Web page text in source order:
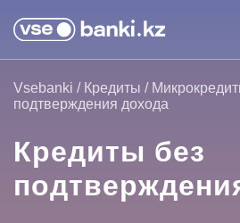
Vsebanki / Кредиты /
подтверждения дохода
Кредиты без